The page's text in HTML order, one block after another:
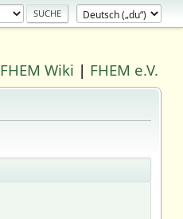
FHEM Wiki | FHEM e.V.